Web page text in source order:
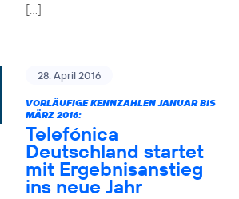
[…]
28. April 2016
VORLÄUFIGE KENNZAHLEN JANUAR BIS
MÄRZ 2016:
Telefónica
Deutschland startet
mit Ergebnisanstieg
ins neue Jahr